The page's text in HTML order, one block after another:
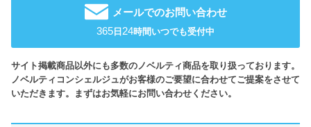
メールでのお問い合わせ
365 日 24時間いつでも受付中
サイト掲載商品以外にも多数のノベルティ商品を取り扱っております。
ノベルティコンシェルジュがお客様のご要望に合わせてご提案をさせて
いただきます。まずはお気軽にお問い合わせください。